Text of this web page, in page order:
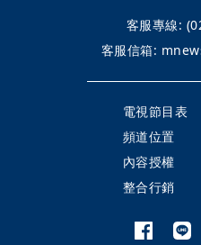
客服專線:
客服信箱:
電視節目表
頻道位置
內容授權
整合行銷